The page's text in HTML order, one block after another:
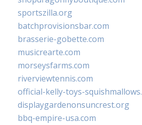
sportszilla.org
batchprovisionsbar.com
brasserie-gobette.com
musicrearte.com
morseysfarms.com
riverviewtennis.com
official-kelly-toys-
displaygardenonsuncrest.org
bbq-empire-usa.com